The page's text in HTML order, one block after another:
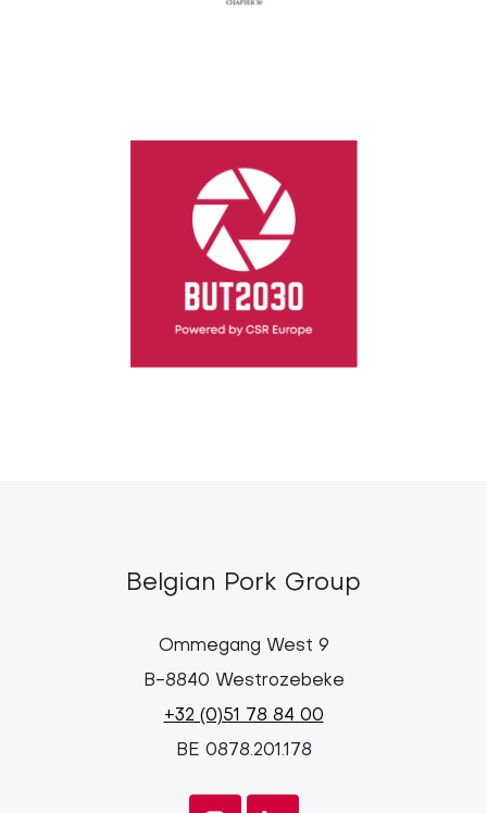
Belgian Pork Group
Ommegang West 9
B-8840 Westrozebeke
+32 (0)51 78 84 00
BE 0878.201.178